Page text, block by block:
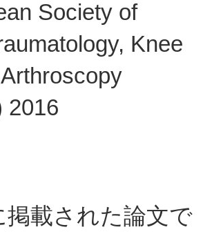
Society of
Knee
2016
掲載された論文で